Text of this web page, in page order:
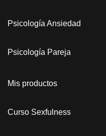
Psicología Ansiedad
Psicología Pareja
Mis productos
Curso Sexfulness